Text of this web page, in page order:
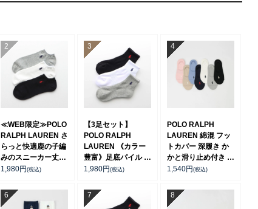
≪WEB限定≫POLO
RALPH LAUREN さ
らっと快適鹿の子編
みのスニーカー丈ソ
ックス 【3足セッ
メンズ レディース
92022800
1,980円(税込)
【3足セット】
POLO RALPH
LAUREN 《カラー
豊富》足底パイル ワ
ンポイントソックス
ポート メンズ
92009604
1,980円(税込)
POLO RALPH
LAUREN 綿混 フッ
トカバー 深履き か
かと滑り止め付き カ
バーソックス レディ
1,540円(税込)